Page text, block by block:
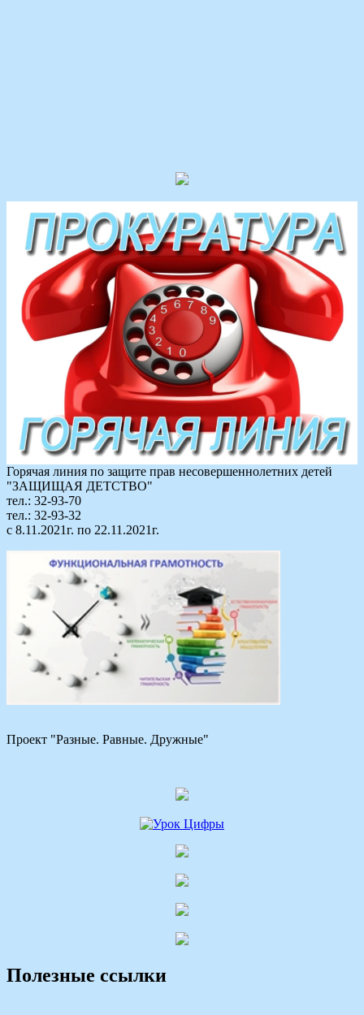
Горячая линия по защите прав несовершеннолетних детей
"ЗАЩИЩАЯ ДЕТСТВО"
тел.: 32-93-70
тел.: 32-93-32
с 8.11.2021г. по 22.11.2021г.
Проект "Разные. Равные. Дружные"
Полезные ссылки